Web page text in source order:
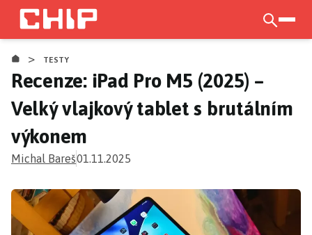
Přejít
hlavnímu
obsahu
> TESTY
Recenze: iPad Pro M5 (2025) –
Velký vlajkový tablet s brutálním
výkonem
Michal Bareš01.11.2025